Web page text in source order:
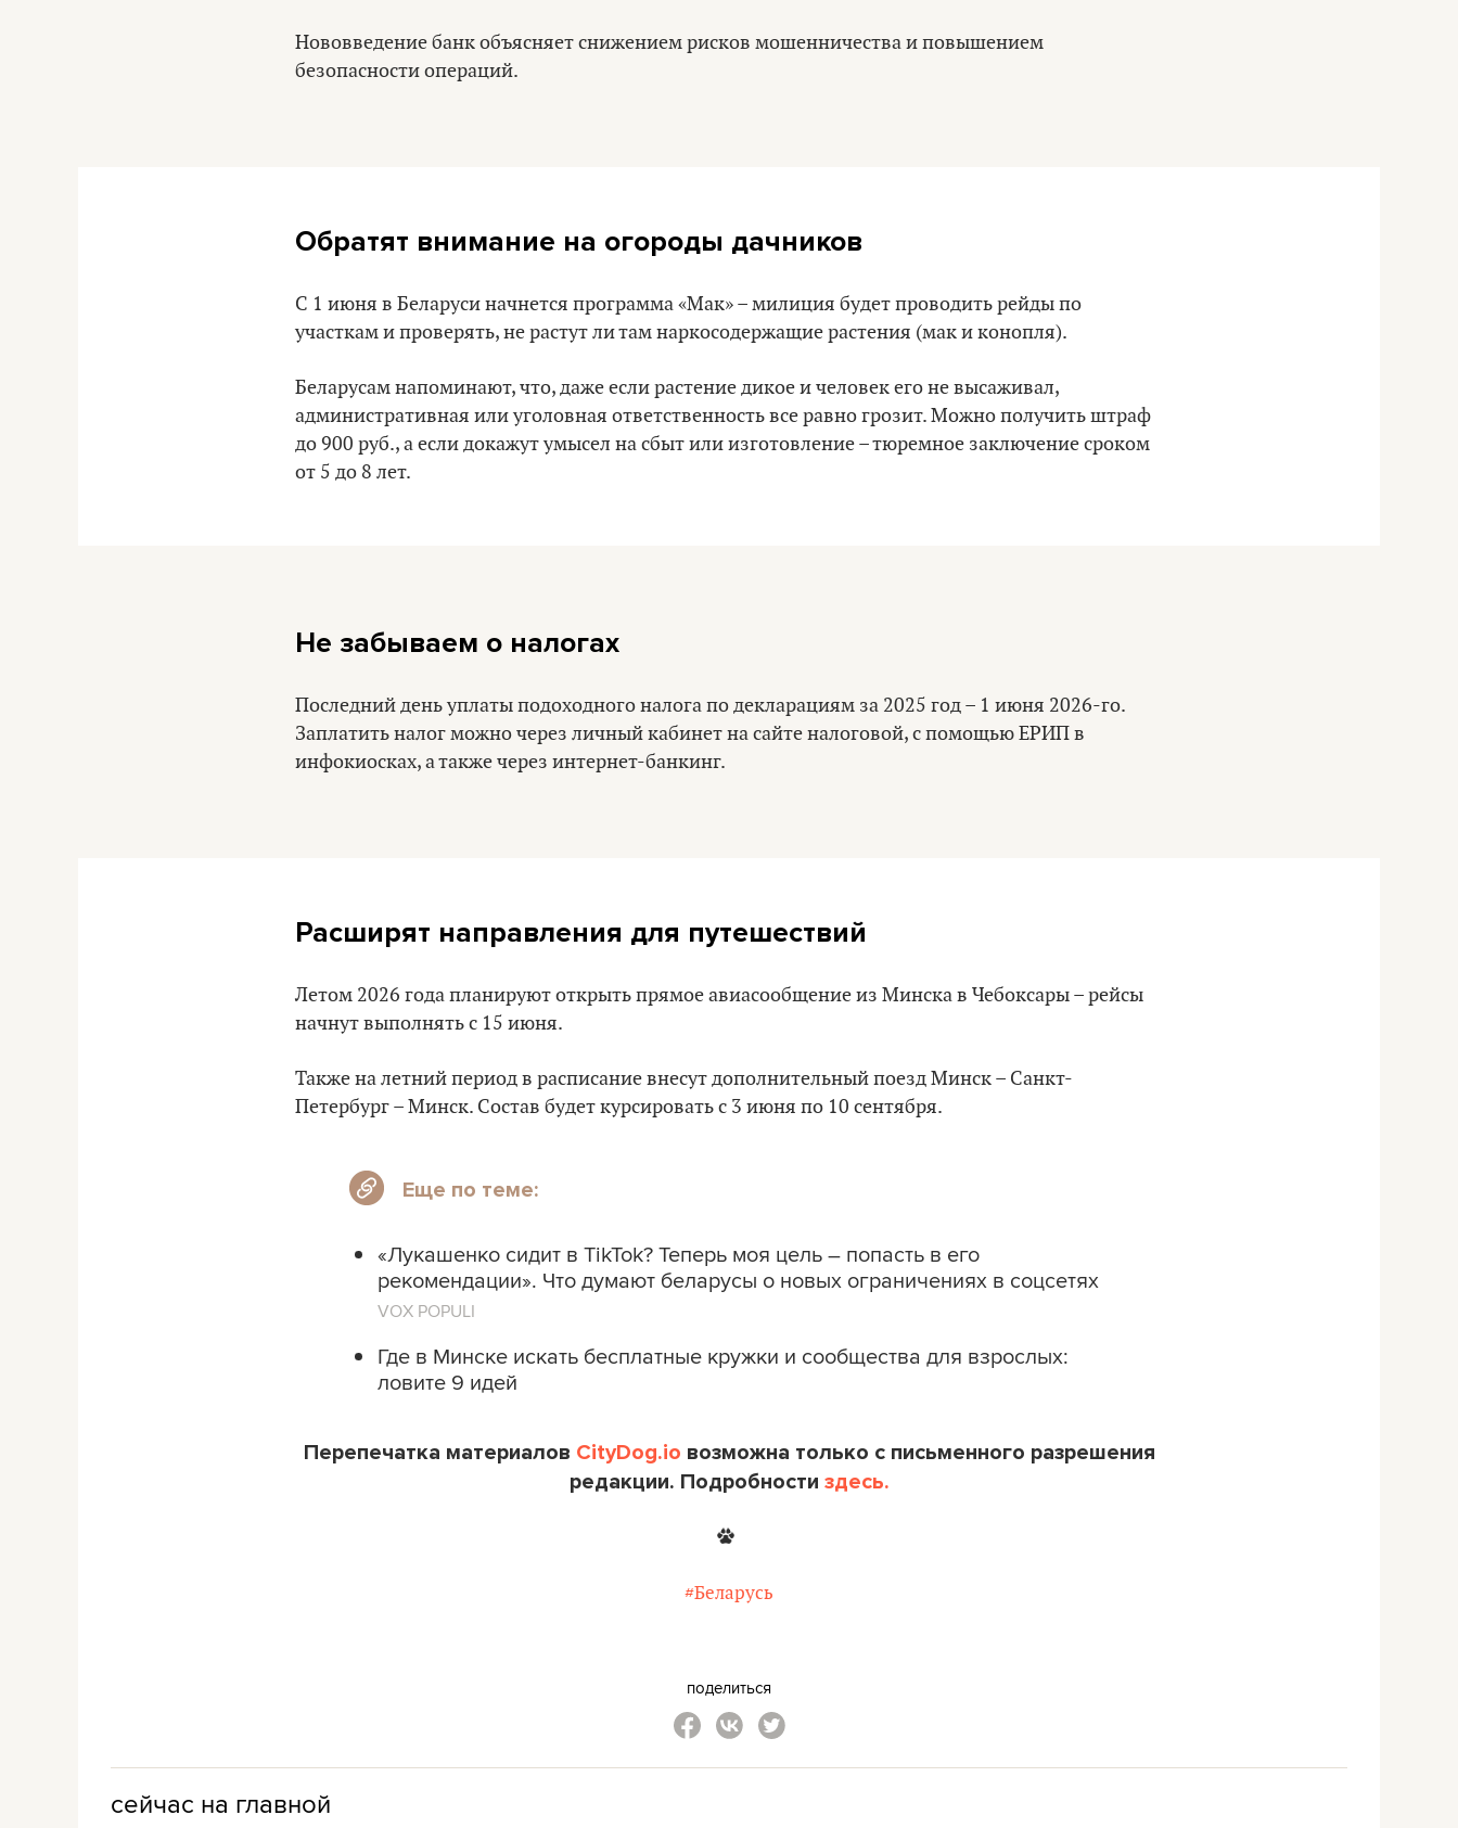
Нововведение банк объясняет снижением рисков мошенничества и повышением
безопасности операций.
Обратят внимание на огороды дачников
С 1 июня в Беларуси начнется программа «Мак» – милиция будет проводить рейды по
участкам и проверять, не растут ли там наркосодержащие растения (мак и конопля).
Беларусам напоминают, что, даже если растение дикое и человек его не высаживал,
административная или уголовная ответственность все равно грозит. Можно получить штраф
до 900 руб., а если докажут умысел на сбыт или изготовление – тюремное заключение сроком
от 5 до 8 лет.
Не забываем о налогах
Последний день уплаты подоходного налога по декларациям за 2025 год – 1 июня 2026-го.
Заплатить налог можно через личный кабинет на сайте налоговой, с помощью ЕРИП в
инфокиосках, а также через интернет-банкинг.
Расширят направления для путешествий
Летом 2026 года планируют открыть прямое авиасообщение из Минска в Чебоксары – рейсы
начнут выполнять с 15 июня.
Также на летний период в расписание внесут дополнительный поезд Минск – Санкт-
Петербург – Минск. Состав будет курсировать с 3 июня по 10 сентября.
Еще по теме:
«Лукашенко сидит в TikTok? Теперь моя цель – попасть в его
рекомендации». Что думают беларусы о новых ограничениях в соцсетях
VOX POPULI
Где в Минске искать бесплатные кружки и сообщества для взрослых:
ловите 9 идей
Перепечатка материалов CityDog.io возможна только с письменного разрешения
редакции. Подробности здесь.
#Беларусь
поделиться
сейчас на главной